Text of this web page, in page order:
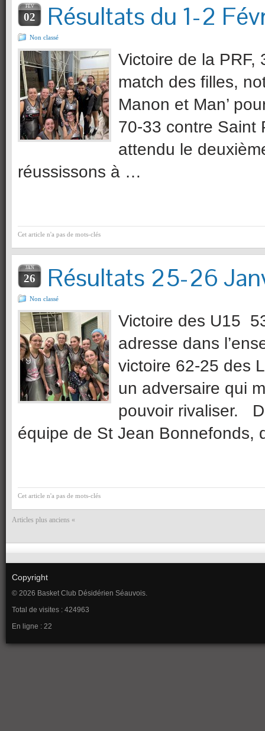
FÉV
02 Résultats du 1-2
Non classé
Victoire de la PRF,
match des filles,
Manon et Man’
70-33 contre Saint
attendu le
réussissons à …
Cet article n'a pas de mots-clés
JAN
26 Résultats 25-26
Non classé
Victoire des U15
adresse dans
victoire 62-25 des
un adversaire qui
pouvoir rivaliser.
équipe de St Jean Bonnefonds,
Cet article n'a pas de mots-clés
Articles plus anciens «
Copyright
© 2026 Basket Club Désidérien Séauvois.
Total de visites : 424963
En ligne : 22